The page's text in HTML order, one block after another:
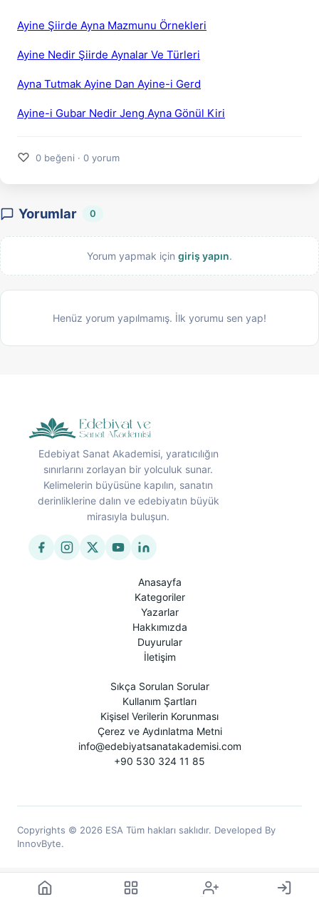
Ayine Şiirde Ayna Mazmunu Örnekleri
Ayine Nedir Şiirde Aynalar Ve Türleri
Ayna Tutmak Ayine Dan Ayine-i Gerd
Ayine-i Gubar Nedir Jeng Ayna Gönül Kiri
♡ 0 beğeni · 0 yorum
Yorumlar 0
Yorum yapmak için giriş yapın.
Henüz yorum yapılmamış. İlk yorumu sen yap!
Edebiyat Sanat Akademisi, yaratıcılığın
sınırlarını zorlayan bir yolculuk sunar.
Kelimelerin büyüsüne kapılın, sanatın
derinliklerine dalın ve edebiyatın büyük
mirasıyla buluşun.
Anasayfa
Kategoriler
Yazarlar
Hakkımızda
Duyurular
İletişim
Sıkça Sorulan Sorular
Kullanım Şartları
Kişisel Verilerin Korunması
Çerez ve Aydınlatma Metni
info@edebiyatsanatakademisi.com
+90 530 324 11 85
Copyrights © 2026 ESA Tüm hakları saklıdır. Developed By
InnovByte.